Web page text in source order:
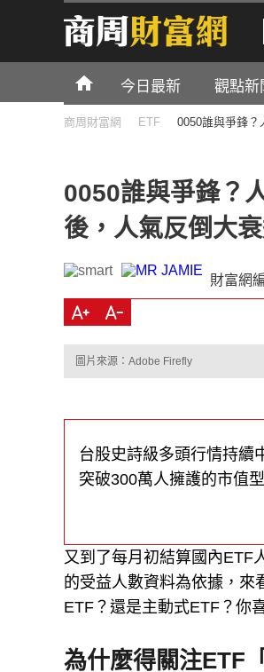
今日最新 觀點新
商周財富網 ETF 0050誰與爭鋒？
0050誰與爭鋒？
後，人氣反倒大衰
財富網
圖片來源：Adobe Firefly
台股史詩級多頭行情持續
突破300萬人擁護的市值
又到了每月初結算國內ETF
的受益人數資料為依據，來
ETF？還是主動式ETF？你
為什麼得關注ETF